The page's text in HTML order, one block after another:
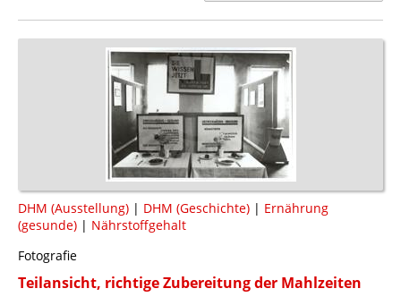
DHM (Ausstellung) | DHM (Geschichte) | Ernährung
(gesunde) | Nährstoffgehalt
Fotografie
Teilansicht, richtige Zubereitung der Mahlzeiten